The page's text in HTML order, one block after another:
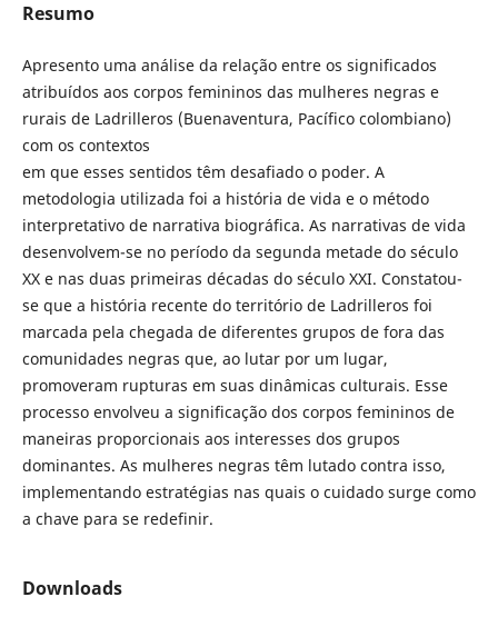
Resumo
Apresento uma análise da relação entre os significados
atribuídos aos corpos femininos das mulheres negras e
rurais de Ladrilleros (Buenaventura, Pacífico colombiano)
com os contextos
em que esses sentidos têm desafiado o poder. A
metodologia utilizada foi a história de vida e o método
interpretativo de narrativa biográfica. As narrativas de vida
desenvolvem-se no período da segunda metade do século
XX e nas duas primeiras décadas do século XXI. Constatou-
se que a história recente do território de Ladrilleros foi
marcada pela chegada de diferentes grupos de fora das
comunidades negras que, ao lutar por um lugar,
promoveram rupturas em suas dinâmicas culturais. Esse
processo envolveu a significação dos corpos femininos de
maneiras proporcionais aos interesses dos grupos
dominantes. As mulheres negras têm lutado contra isso,
implementando estratégias nas quais o cuidado surge como
a chave para se redefinir.
Downloads